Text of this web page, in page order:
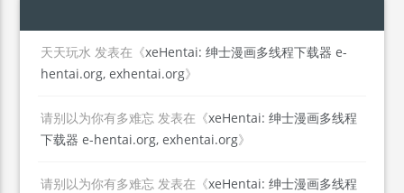
天天玩水 发表在《xeHentai: 绅士漫画多线程下载器 e-
hentai.org, exhentai.org》
请别以为你有多难忘 发表在《xeHentai: 绅士漫画多线程
下载器 e-hentai.org, exhentai.org》
请别以为你有多难忘 发表在《xeHentai: 绅士漫画多线程